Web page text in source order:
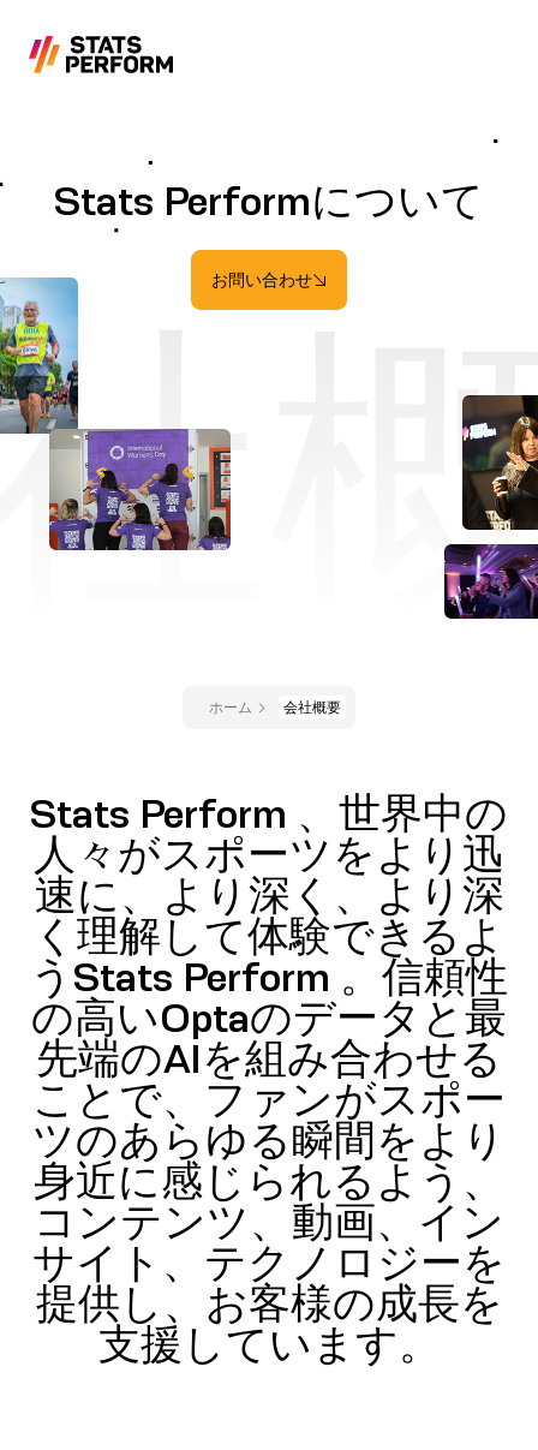
Stats Performについて
お問い合わせ
ホーム 会社概要
Stats Perform 、世界中の
人々がスポーツをより迅
速に、より深く、より深
く理解して体験できるよ
うStats Perform 。信頼性
の高いOptaのデータと最
先端のAIを組み合わせる
ことで、ファンがスポー
ツのあらゆる瞬間をより
身近に感じられるよう、
コンテンツ、動画、イン
サイト、テクノロジーを
提供し、お客様の成長を
支援しています。